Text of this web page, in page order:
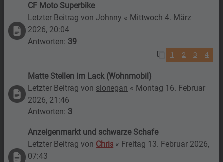
CF Moto Superbike
Letzter Beitrag vonJohnny « Mittwoch 4. März
2026, 20:04
Antworten: 39
1 2 3 4
Matte Stellen im Lack (Wohnmobil)
Letzter Beitrag von slonegan « Montag 16. Februar
2026, 21:46
Antworten: 3
Anzeigenmarkt und schwarze Schafe
Letzter Beitrag von Chris « Freitag 13. Februar 2026,
07:43